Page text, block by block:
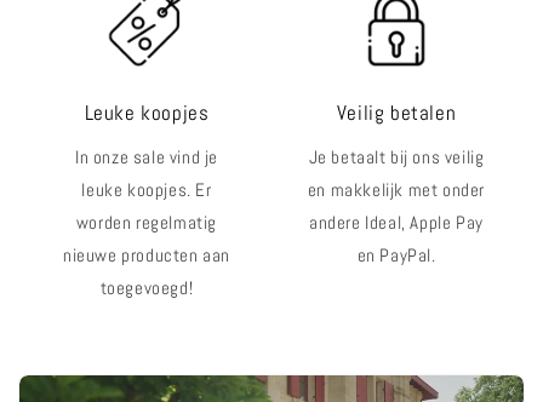
Leuke koopjes
In onze sale vind je
leuke koopjes. Er
worden regelmatig
nieuwe producten aan
toegevoegd!
Veilig betalen
Je betaalt bij ons veilig
en makkelijk met onder
andere Ideal, Apple Pay
en PayPal.